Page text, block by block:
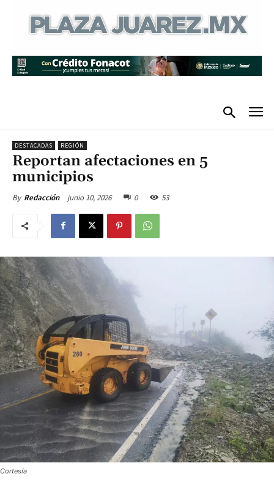
DESTACADAS REGIÓN
Reportan afectaciones en 5
municipios
By Redacción junio 10, 2026 0 53
Cortesía